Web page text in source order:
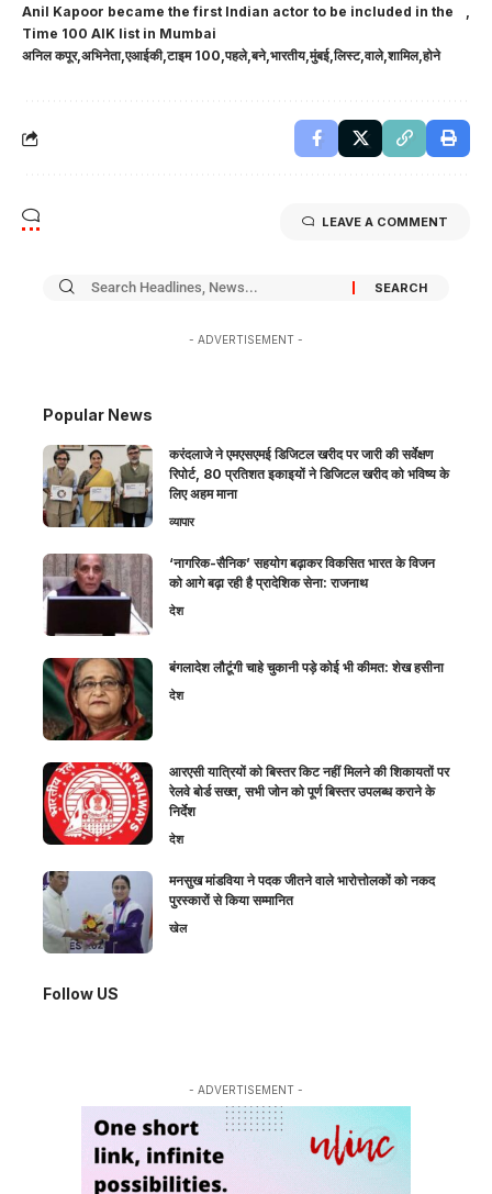
Anil Kapoor became the first Indian actor to be included in the
Time 100 AIK list in Mumbai
अनिल कपूर अभिनेता एआईकी टाइम 100 पहले बने भारतीय मुंबई लिस्ट वाले शामिल होने
LEAVE A COMMENT
- ADVERTISEMENT -
Popular News
करंदलाजे ने एमएसएमई डिजिटल खरीद पर जारी की सर्वेक्षण
रिपोर्ट, 80 प्रतिशत इकाइयों ने डिजिटल खरीद को भविष्य के
लिए अहम माना
व्यापार
‘नागरिक-सैनिक’ सहयोग बढ़ाकर विकसित भारत के विजन
को आगे बढ़ा रही है प्रादेशिक सेना: राजनाथ
देश
बंगलादेश लौटूंगी चाहे चुकानी पड़े कोई भी कीमत: शेख हसीना
देश
आरएसी यात्रियों को बिस्तर किट नहीं मिलने की शिकायतों पर
रेलवे बोर्ड सख्त, सभी जोन को पूर्ण बिस्तर उपलब्ध कराने के
निर्देश
देश
मनसुख मांडविया ने पदक जीतने वाले भारोत्तोलकों को नकद
पुरस्कारों से किया सम्मानित
खेल
Follow US
- ADVERTISEMENT -